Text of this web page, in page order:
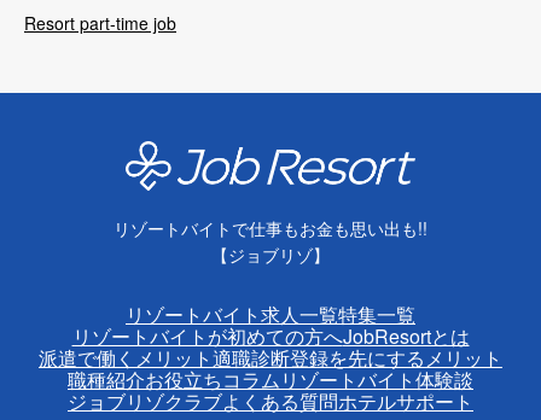
Resort part-time job
リゾートバイトで仕事もお金も思い出も!!
【ジョブリゾ】
リゾートバイト求人一覧特集一覧
リゾートバイトが初めての方へJobResortとは
派遣で働くメリット適職診断登録を先にするメリット
職種紹介お役立ちコラム リゾートバイト体験談
ジョブリゾクラブよくある質問ホテルサポート